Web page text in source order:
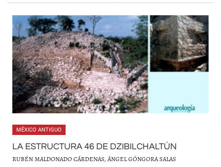
MÉXICO ANTIGUO
LA ESTRUCTURA 46 DE DZIBILCHALTÚN
RUBÉN MALDONADO CÁRDENAS, ÁNGEL GÓNGORA SALAS